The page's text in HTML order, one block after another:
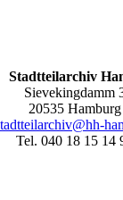
Stadtteilarchiv
Sievekingdamm
20535 Hamburg
Tel. 040 18 15 14